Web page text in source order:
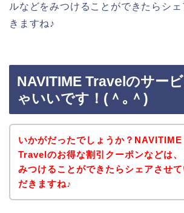
ルなどをみつけることができたらシ
きますね♪
NAVITIME Travelのサー
ゃいいです！(＾｡＾)
いかがだったでしょうか？NAVITIME
Travelのお得な割引クーポンなどは、
みつけることができたらシェアさせて
だきますね♪